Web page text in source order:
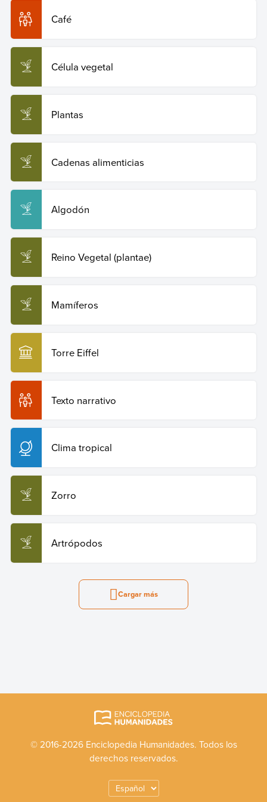
de 2026 de
Copiar cita
Café
Célula vegetal
Plantas
Cadenas alimenticias
Algodón
Reino Vegetal (plantae)
Mamíferos
Torre Eiffel
Texto narrativo
Clima tropical
Zorro
Artrópodos
Cargar más
© 2016-2026 Enciclopedia Humanidades. Todos los
derechos reservados.